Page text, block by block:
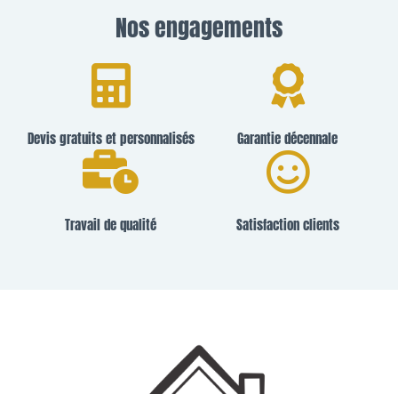
Nos engagements
Devis gratuits et personnalisés Garantie décennale
Travail de qualité Satisfaction clients